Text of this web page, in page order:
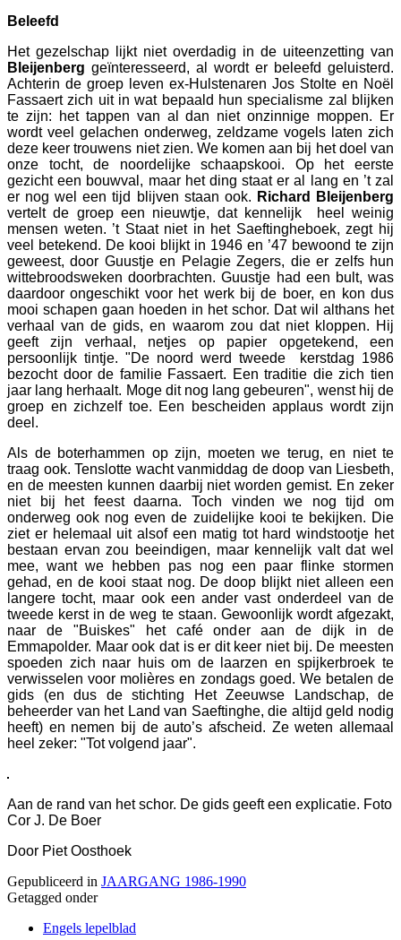
Beleefd
Het gezelschap lijkt niet overdadig in de uiteenzetting van
Bleijenberg geïnteresseerd, al wordt er beleefd geluisterd.
Achterin de groep leven ex-Hulstenaren Jos Stolte en Noël
Fassaert zich uit in wat bepaald hun specialisme zal blijken
te zijn: het tappen van al dan niet onzinnige moppen. Er
wordt veel gelachen onderweg, zeldzame vogels laten zich
deze keer trouwens niet zien. We komen aan bij het doel van
onze tocht, de noordelijke schaapskooi. Op het eerste
gezicht een bouwval, maar het ding staat er al lang en ’t zal
er nog wel een tijd blijven staan ook. Richard Bleijenberg
vertelt de groep een nieuwtje, dat kennelijk heel weinig
mensen weten. ’t Staat niet in het Saeftingheboek, zegt hij
veel betekend. De kooi blijkt in 1946 en ’47 bewoond te zijn
geweest, door Guustje en Pelagie Zegers, die er zelfs hun
wittebroodsweken doorbrachten. Guustje had een bult, was
daardoor ongeschikt voor het werk bij de boer, en kon dus
mooi schapen gaan hoeden in het schor. Dat wil althans het
verhaal van de gids, en waarom zou dat niet kloppen. Hij
geeft zijn verhaal, netjes op papier opgetekend, een
persoonlijk tintje. "De noord werd tweede kerstdag 1986
bezocht door de familie Fassaert. Een traditie die zich tien
jaar lang herhaalt. Moge dit nog lang gebeuren", wenst hij de
groep en zichzelf toe. Een bescheiden applaus wordt zijn
deel.
Als de boterhammen op zijn, moeten we terug, en niet te
traag ook. Tenslotte wacht vanmiddag de doop van Liesbeth,
en de meesten kunnen daarbij niet worden gemist. En zeker
niet bij het feest daarna. Toch vinden we nog tijd om
onderweg ook nog even de zuidelijke kooi te bekijken. Die
ziet er helemaal uit alsof een matig tot hard windstootje het
bestaan ervan zou beeindigen, maar kennelijk valt dat wel
mee, want we hebben pas nog een paar flinke stormen
gehad, en de kooi staat nog. De doop blijkt niet alleen een
langere tocht, maar ook een ander vast onderdeel van de
tweede kerst in de weg te staan. Gewoonlijk wordt afgezakt,
naar de "Buiskes" het café onder aan de dijk in de
Emmapolder. Maar ook dat is er dit keer niet bij. De meesten
spoeden zich naar huis om de laarzen en spijkerbroek te
verwisselen voor molières en zondags goed. We betalen de
gids (en dus de stichting Het Zeeuwse Landschap, de
beheerder van het Land van Saeftinghe, die altijd geld nodig
heeft) en nemen bij de auto’s afscheid. Ze weten allemaal
heel zeker: "Tot volgend jaar".
Aan de rand van het schor. De gids geeft een explicatie. Foto
Cor J. De Boer
Door Piet Oosthoek
Gepubliceerd in JAARGANG 1986-1990
Getagged onder
Engels lepelblad